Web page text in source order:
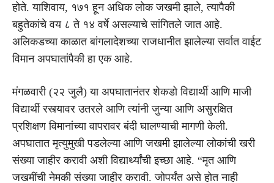
होते. याशिवाय, १७१ हून अधिक लोक जखमी झाले, त्यापैकी
बहुतेकांचे वय ८ ते १४ वर्षे असल्याचे सांगितले जात आहे.
अलिकडच्या काळात बांगलादेशच्या राजधानीत झालेल्या सर्वात वाईट
विमान अपघातांपैकी हा एक आहे.
मंगळवारी (२२ जुलै) या अपघातानंतर शेकडो विद्यार्थी आणि माजी
विद्यार्थी रस्त्यावर उतरले आणि त्यांनी जुन्या आणि असुरक्षित
प्रशिक्षण विमानांच्या वापरावर बंदी घालण्याची मागणी केली.
अपघातात मृत्युमुखी पडलेल्या आणि जखमी झालेल्या लोकांची खरी
संख्या जाहीर करावी अशी विद्यार्थ्यांची इच्छा आहे. “मृत आणि
जखमींची नेमकी संख्या जाहीर करावी. जोपर्यंत असे होत नाही